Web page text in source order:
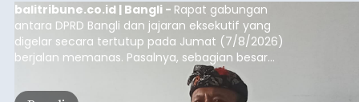
balitribune.co.id | Bangli - Rapat gabungan
antara DPRD Bangli dan jajaran eksekutif yang
digelar secara tertutup pada Jumat (7/8/2026)
berjalan memanas. Pasalnya, sebagian besar
dana hibah yang bersumber dari pokok-pokok
pikiran (pokok-pokok pikiran/pokir) dewan hasil